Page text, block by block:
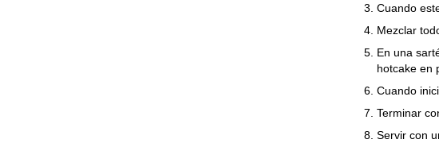
Cuando
Mezclar
En una
hotcake en
Cuando
Terminar
Servir con